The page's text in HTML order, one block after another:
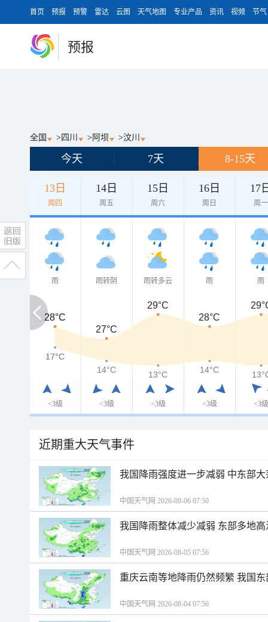
首页 预报 预警 雷达 云图 天气地图 专业产品 资讯 视频 节气
预报
全国 > 四川 > 阿坝 >汶川
今天 7天 8-15天
13日
周四
14日
周五
15日
周六
16日
周日
17
周一
雨
<3级
雨转阴
<3级
雨转多云
<3级
雨
<3级
雨
<3级
28°C
28°C
27°C
29°C
28°C
17°C
17°C
14°C
13°C 14°C
近期重大天气事件
我国降雨强度进一步减弱 中东部
中国天气网 2026-08-06 07:50
我国降雨整体减少减弱 东部多地
中国天气网 2026-08-05 07:56
重庆云南等地降雨仍然频繁 我国
中国天气网 2026-08-04 07:56